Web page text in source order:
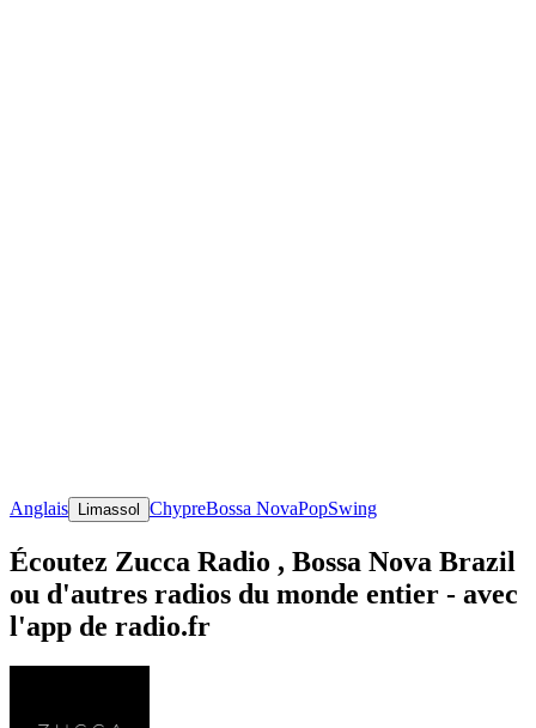
Anglais Limassol ChypreBossa NovaPopSwing
Écoutez Zucca Radio , Bossa Nova Brazil
ou d'autres radios du monde entier - avec
l'app de radio.fr